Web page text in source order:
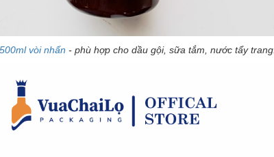
vòi nhấn - phù hợp cho dầu gội, sữa tắm, nước tẩy trang.